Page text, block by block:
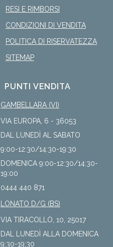
RESI E RIMBORSI
CONDIZIONI DI VENDITA
POLITICA DI RISERVATEZZA
SITEMAP
PUNTI VENDITA
GAMBELLARA (VI)
VIA EUROPA, 6 - 36053
DAL LUNEDÌ AL SABATO
9:00-12:30/14:30-19:30
DOMENICA 9:00-12:30/14:30-
19:00
0444 440 871
LONATO D/G (BS)
VIA TIRACOLLO, 10, 25017
DAL LUNEDÌ ALLA DOMENICA
9:30-19:30